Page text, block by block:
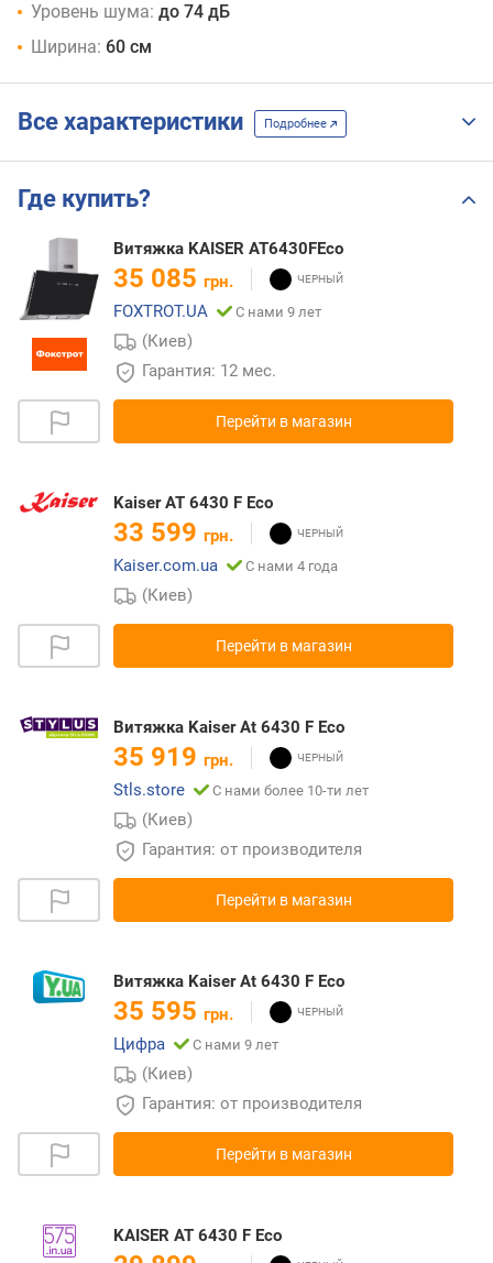
Уровень шума: до 74 дБ
Ширина: 60 см
Все характеристики Подробнее
Где купить?
Витяжка KAISER AT6430FEco
35 085 грн.
FOXTROT.UA
С нами 9 лет
(Киев)
Гарантия: 12 мес.
Перейти в магазин
Kaiser AT 6430 F Eco
33 599 грн.
Kaiser.com.ua
С нами 4 года
(Киев)
Перейти в магазин
Витяжка Kaiser At 6430 F Eco
35 919 грн.
Stls.store
С нами более 10-ти лет
(Киев)
Гарантия: от производителя
Перейти в магазин
Витяжка Kaiser At 6430 F Eco
35 595 грн.
Цифра
С нами 9 лет
(Киев)
Гарантия: от производителя
Перейти в магазин
KAISER AT 6430 F Eco